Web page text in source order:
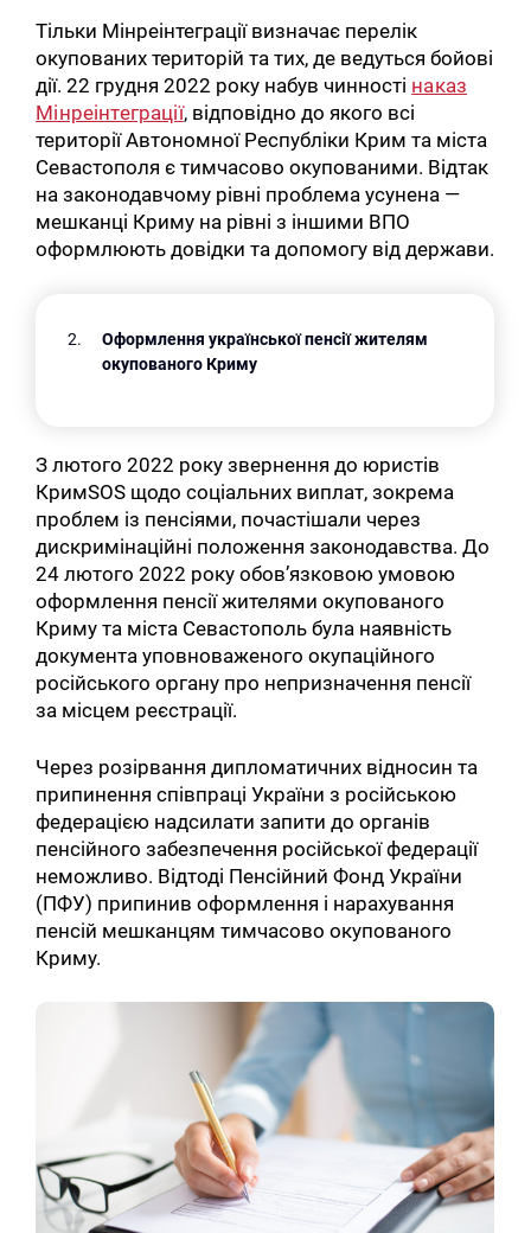
Тільки Мінреінтеграції визначає перелік
окупованих територій та тих, де ведуться бойові
дії. 22 грудня 2022 року набув чинності наказ
Мінреінтеграції, відповідно до якого всі
території Автономної Республіки Крим та міста
Севастополя є тимчасово окупованими. Відтак
на законодавчому рівні проблема усунена —
мешканці Криму на рівні з іншими ВПО
оформлюють довідки та допомогу від держави.
Оформлення української пенсії жителям
окупованого Криму
З лютого 2022 року звернення до юристів
КримSOS щодо соціальних виплат, зокрема
проблем із пенсіями, почастішали через
дискримінаційні положення законодавства. До
24 лютого 2022 року обов’язковою умовою
оформлення пенсії жителями окупованого
Криму та міста Севастополь була наявність
документа уповноваженого окупаційного
російського органу про непризначення пенсії
за місцем реєстрації.
Через розірвання дипломатичних відносин та
припинення співпраці України з російською
федерацією надсилати запити до органів
пенсійного забезпечення російської федерації
неможливо. Відтоді Пенсійний Фонд України
(ПФУ) припинив оформлення і нарахування
пенсій мешканцям тимчасово окупованого
Криму.